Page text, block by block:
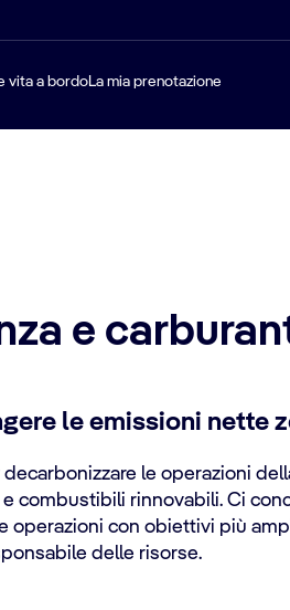
vita a bordoLa mia prenotazione
e
le emissioni nette
le operazioni
combustibili rinnovabili. Ci
operazioni con obiettivi più
delle risorse.